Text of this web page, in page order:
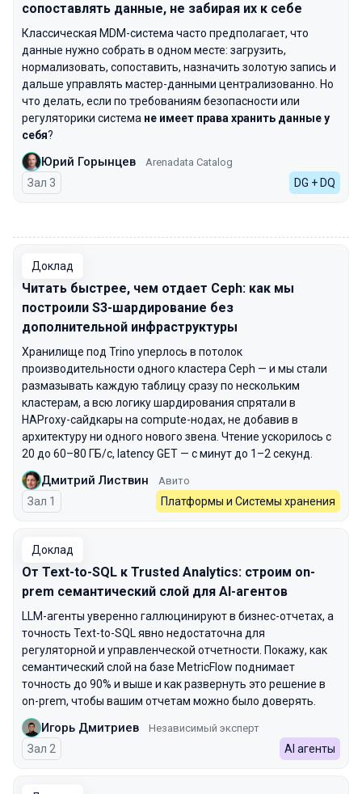
сопоставлять данные, не забирая их к себе
Классическая MDM-система часто предполагает, что
данные нужно собрать в одном месте: загрузить,
нормализовать, сопоставить, назначить золотую запись и
дальше управлять мастер-данными централизованно. Но
что делать, если по требованиям безопасности или
регуляторики система не имеет права хранить данные у
себя?
Юрий Горынцев Arenadata Catalog
Зал 3 DG + DQ
Доклад
Читать быстрее, чем отдает Ceph: как мы
построили S3-шардирование без
дополнительной инфраструктуры
Хранилище под Trino уперлось в потолок
производительности одного кластера Ceph — и мы стали
размазывать каждую таблицу сразу по нескольким
кластерам, а всю логику шардирования спрятали в
HAProxy-сайдкары на compute-нодах, не добавив в
архитектуру ни одного нового звена. Чтение ускорилось с
20 до 60–80 ГБ/с, latency GET — с минут до 1–2 секунд.
Дмитрий Листвин Авито
Зал 1 Платформы и Системы хранения
Доклад
От Text-to-SQL к Trusted Analytics: строим on-
prem семантический слой для AI-агентов
LLM-агенты уверенно галлюцинируют в бизнес-отчетах, а
точность Text-to-SQL явно недостаточна для
регуляторной и управленческой отчетности. Покажу, как
семантический слой на базе MetricFlow поднимает
точность до 90% и выше и как развернуть это решение в
on-prem, чтобы вашим отчетам можно было доверять.
Игорь Дмитриев Независимый эксперт
Зал 2 AI агенты